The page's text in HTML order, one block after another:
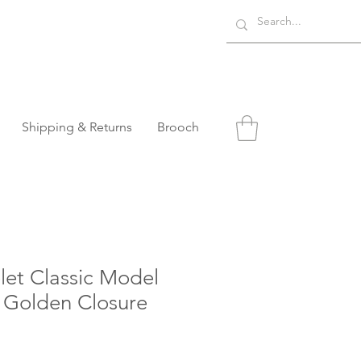
Shipping & Returns Brooch
Classic Model
Closure